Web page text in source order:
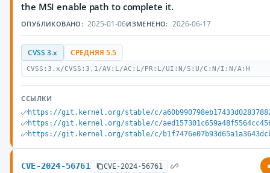
the MSI enable path to complete it.
ОПУБЛИКОВАНО: 2025-01-06ИЗМЕНЕНО: 2026-06-17
CVSS 3.x СРЕДНЯЯ 5.5
CVSS:3.x/CVSS:3.1/AV:L/AC:L/PR:L/UI:N/S:U/C:N/I:N/A:H
ССЫЛКИ
https://git.kernel.org/stable/c/
https://git.kernel.org/stable/c/
https://git.kernel.org/stable/c/
CVE-2024-56761 CVE-2024-56761